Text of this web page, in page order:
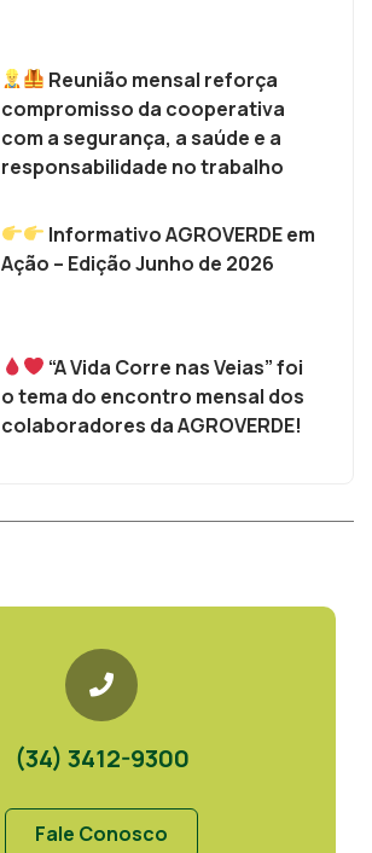
Reunião mensal reforça
compromisso da cooperativa
com a segurança, a saúde e a
responsabilidade no trabalho
Informativo AGROVERDE em
Ação – Edição Junho de 2026
“A Vida Corre nas Veias” foi
o tema do encontro mensal dos
colaboradores da AGROVERDE!
(34) 3412-9300
Fale Conosco